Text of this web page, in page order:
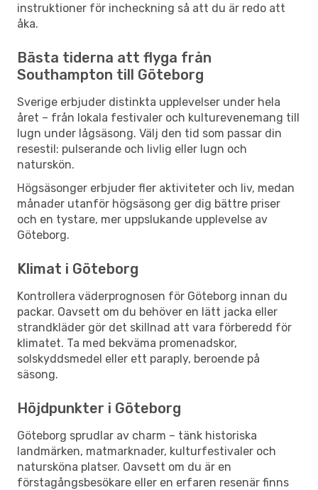
instruktioner för incheckning så att du är redo att
åka.
Bästa tiderna att flyga från
Southampton till Göteborg
Sverige erbjuder distinkta upplevelser under hela
året – från lokala festivaler och kulturevenemang till
lugn under lågsäsong. Välj den tid som passar din
resestil: pulserande och livlig eller lugn och
naturskön.
Högsäsonger erbjuder fler aktiviteter och liv, medan
månader utanför högsäsong ger dig bättre priser
och en tystare, mer uppslukande upplevelse av
Göteborg.
Klimat i Göteborg
Kontrollera väderprognosen för Göteborg innan du
packar. Oavsett om du behöver en lätt jacka eller
strandkläder gör det skillnad att vara förberedd för
klimatet. Ta med bekväma promenadskor,
solskyddsmedel eller ett paraply, beroende på
säsong.
Höjdpunkter i Göteborg
Göteborg sprudlar av charm – tänk historiska
landmärken, matmarknader, kulturfestivaler och
natursköna platser. Oavsett om du är en
förstagångsbesökare eller en erfaren resenär finns